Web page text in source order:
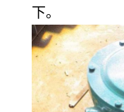
下。